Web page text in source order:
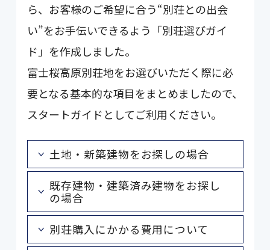
ら、お客様のご希望に合う“別荘との出会
い”をお手伝いできるよう「別荘選びガイ
ド」を作成しました。
富士桜高原別荘地をお選びいただく際に必
要となる基本的な項目をまとめましたので、
スタートガイドとしてご利用ください。
土地・新築建物をお探しの場合
既存建物・建築済み建物をお探し
の場合
別荘購入にかかる費用について